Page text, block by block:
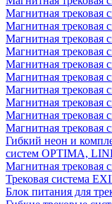
Магнитная трековая
Магнитная трековая
Магнитная трековая
Магнитная трековая
Магнитная трековая
Магнитная трековая
Магнитная трековая
Магнитная трековая
Магнитная трековая
Магнитная трековая
Гибкий неон и
систем OPTIMA,
Магнитная трековая
Трековая система
Блок питания для